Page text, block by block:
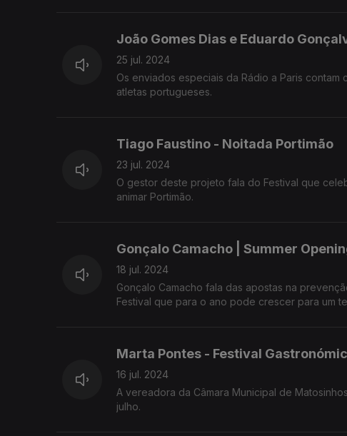
João Gomes Dias e Eduardo
25 jul. 2024
Os enviados especiais da Rádio a Paris
atletas portugueses.
Tiago Faustino - Noitada Portimão
23 jul. 2024
O gestor deste projeto fala do Festival que
animar Portimão.
Gonçalo Camacho | Summer
18 jul. 2024
Gonçalo Camacho fala das apostas na
Festival que para o ano pode crescer para um
Marta Pontes - Festival
16 jul. 2024
A vereadora da Câmara Municipal de
julho.